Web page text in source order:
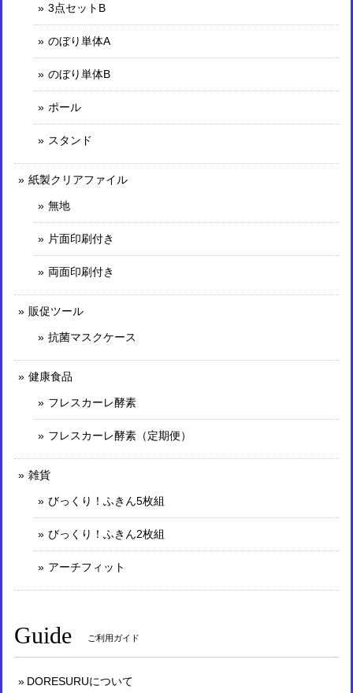
3点セットB
のぼり単体A
のぼり単体B
ポール
スタンド
紙製クリアファイル
無地
片面印刷付き
両面印刷付き
販促ツール
抗菌マスクケース
健康食品
フレスカーレ酵素
フレスカーレ酵素（定期便）
雑貨
びっくり！ふきん5枚組
びっくり！ふきん2枚組
アーチフィット
Guide ご利用ガイド
DORESURUについて